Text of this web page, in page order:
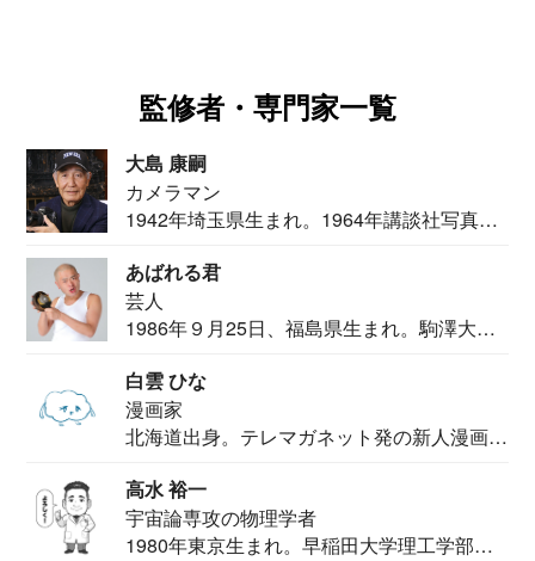
監修者・専門家一覧
大島 康嗣
カメラマン
1942年埼玉県生まれ。1964年講談社写真部
あばれる君
芸人
1986年９月25日、福島県生まれ。駒澤大学
白雲 ひな
漫画家
北海道出身。テレマガネット発の新人漫画
高水 裕一
宇宙論専攻の物理学者
1980年東京生まれ。早稲田大学理工学部物